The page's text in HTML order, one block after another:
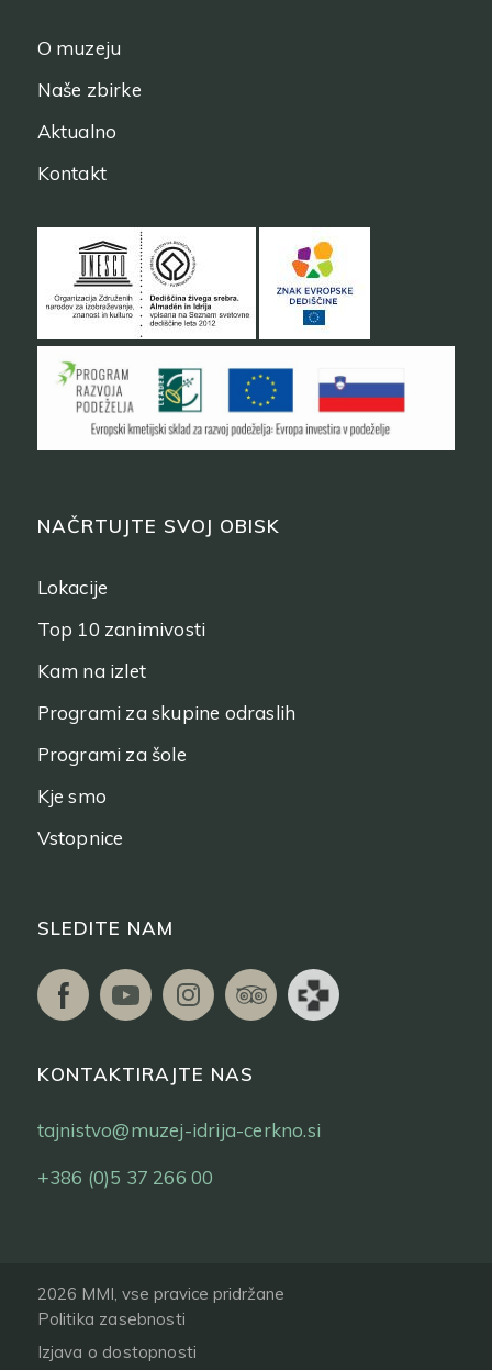
O muzeju
Naše zbirke
Aktualno
Kontakt
NAČRTUJTE SVOJ OBISK
Lokacije
Top 10 zanimivosti
Kam na izlet
Programi za skupine odraslih
Programi za šole
Kje smo
Vstopnice
SLEDITE NAM
KONTAKTIRAJTE NAS
tajnistvo@muzej-idrija-cerkno.si
+386 (0)5 37 266 00
2026 MMI, vse pravice pridržane
Politika zasebnosti
Izjava o dostopnosti